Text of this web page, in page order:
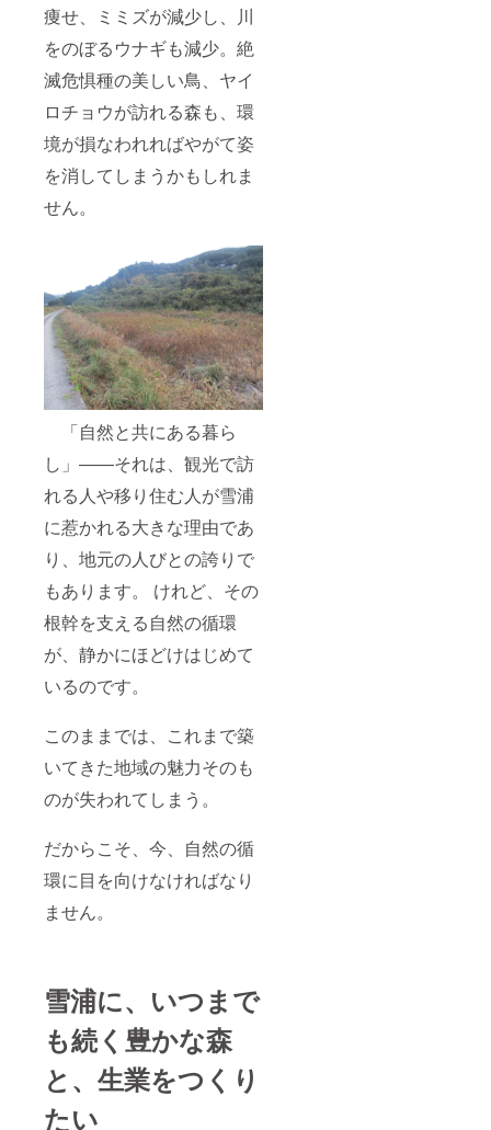
痩せ、ミミズが減少し、川
をのぼるウナギも減少。絶
滅危惧種の美しい鳥、ヤイ
ロチョウが訪れる森も、環
境が損なわれればやがて姿
を消してしまうかもしれま
せん。
「自然と共にある暮ら
し」――それは、観光で訪
れる人や移り住む人が雪浦
に惹かれる大きな理由であ
り、地元の人びとの誇りで
もあります。 けれど、その
根幹を支える自然の循環
が、静かにほどけはじめて
いるのです。
このままでは、これまで築
いてきた地域の魅力そのも
のが失われてしまう。
だからこそ、今、自然の循
環に目を向けなければなり
ません。
雪浦に、いつまで
も続く豊かな森
と、生業をつくり
たい